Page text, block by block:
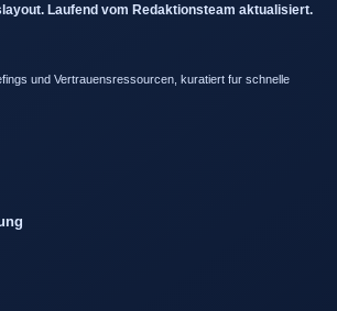
Laufend vom Redaktionsteam aktualisiert.
und Vertrauensressourcen, kuratiert fur schnelle